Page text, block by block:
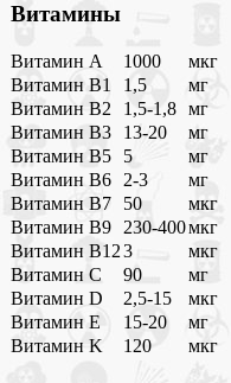
Витамины
Витамин A 1000
мкг
Витамин B1
1,5
мг
Витамин B2
1,5-1,8 мг
Витамин B3
13-20
мг
Витамин B5
5
мг
Витамин B6 2-3
мг
Витамин B7
50
мкг
Витамин B9 230-400мкг
Витамин B123
мкг
Витамин C
90
мг
Витамин D
2,5-15
мкг
Витамин E
15-20
мг
Витамин K
120 мкг